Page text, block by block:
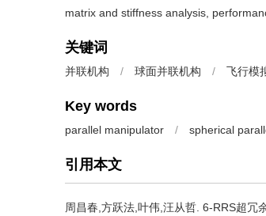
matrix and stiffness analysis,
关键词
并联机构 / 球面并联机构 / 飞行模
Key words
parallel manipulator / spherical
引用本文
周昌春,方跃法,叶伟,汪从哲. 6-RRS超冗